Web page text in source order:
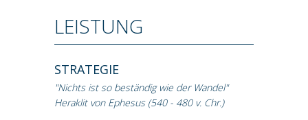
LEISTUNG
STRATEGIE
"Nichts ist so beständig wie der Wandel"
Heraklit von Ephesus (540 - 480 v. Chr.)